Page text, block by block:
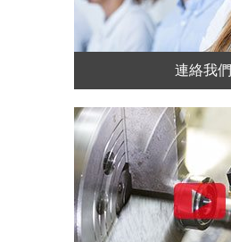
連絡我們